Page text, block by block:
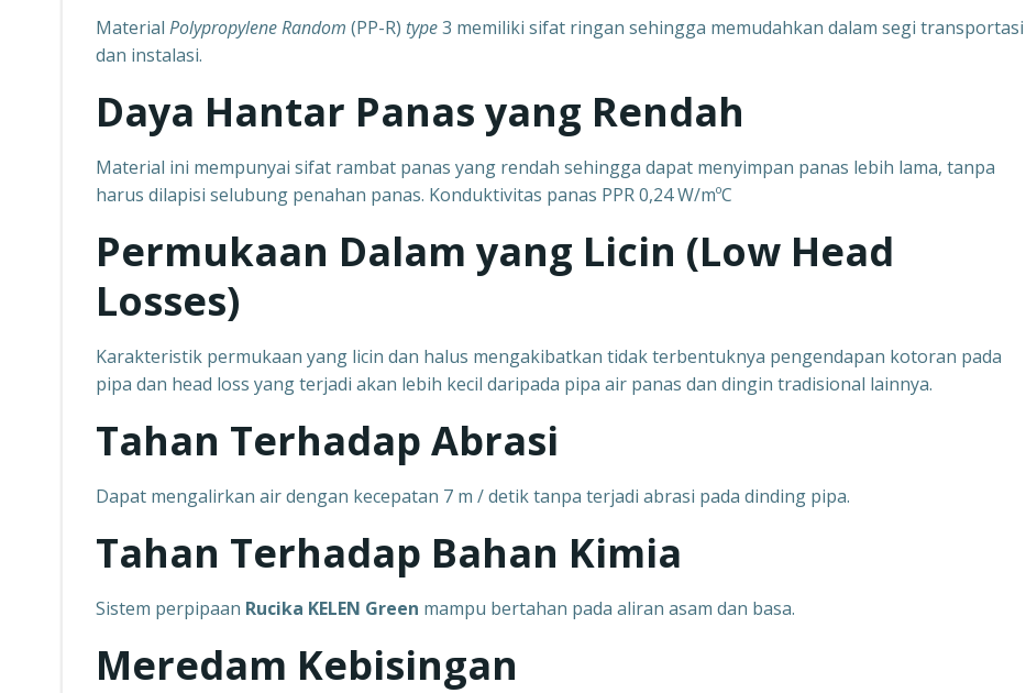
Material Polypropylene Random (PP-R) type3 memiliki sifat ringan sehingga memudahkan dalam segi transportasi
dan instalasi.
Daya Hantar Panas yang Rendah
Material ini mempunyai sifat rambat panas yang rendah sehingga dapat menyimpan panas lebih lama, tanpa
harus dilapisi selubung penahan panas. Konduktivitas panas PPR 0,24 W/mºC
Permukaan Dalam yang Licin (Low Head
Losses)
Karakteristik permukaan yang licin dan halus mengakibatkan tidak terbentuknya pengendapan kotoran pada
pipa dan head loss yang terjadi akan lebih kecil daripada pipa air panas dan dingin tradisional lainnya.
Tahan Terhadap Abrasi
Dapat mengalirkan air dengan kecepatan 7 m / detik tanpa terjadi abrasi pada dinding pipa.
Tahan Terhadap Bahan Kimia
Sistem perpipaan Rucika KELEN Green mampu bertahan pada aliran asam dan basa.
Meredam Kebisingan